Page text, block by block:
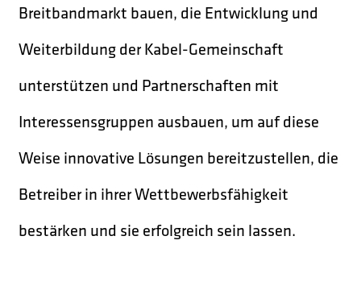
Breitbandmarkt bauen, die Entwicklung und
Weiterbildung der Kabel-Gemeinschaft
unterstützen und Partnerschaften mit
Interessensgruppen ausbauen, um auf diese
Weise innovative Lösungen bereitzustellen, die
Betreiber in ihrer Wettbewerbsfähigkeit
bestärken und sie erfolgreich sein lassen.